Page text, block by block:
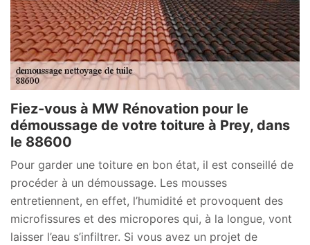
Fiez-vous à MW Rénovation pour le
démoussage de votre toiture à Prey, dans
le 88600
Pour garder une toiture en bon état, il est conseillé de
procéder à un démoussage. Les mousses
entretiennent, en effet, l’humidité et provoquent des
microfissures et des micropores qui, à la longue, vont
laisser l’eau s’infiltrer. Si vous avez un projet de